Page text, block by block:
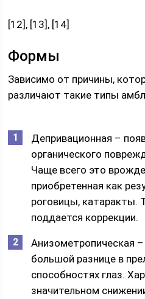
[12], [13], [14]
Формы
Зависимо от причины,
различают такие типы
Депривационная –
органического
Чаще всего это
приобретенная как
роговицы, катаракты.
поддается коррекции.
Анизометропическая –
большой разнице в
способностях глаз.
значительном